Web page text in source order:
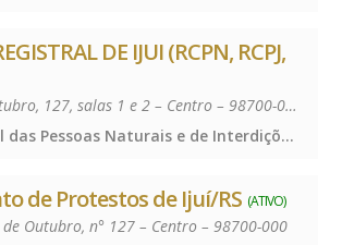
DE IJUI (RCPN, RCPJ,
Rua 19 de Outubro, 127, salas 1 e 2 – Centro – 98700-000
Registro Civil das Pessoas Naturais e de Interdições e Tutelas, Registro de Títulos e Documentos e Civis das Pessoas Jurídicas, Registro Civil das Pessoas Naturais e de Interdições e Tutelas, Registro de Títulos e Documentos e Civis das Pessoas Jurídicas, Registro Civil das Pessoas Naturais e de Interdições e Tutelas, Registro de Títulos e Documentos e Civis das Pessoas Jurídicas
de Protestos de Ijuí/RS (ATIVO)
de Outubro, n° 127 – Centro – 98700-000